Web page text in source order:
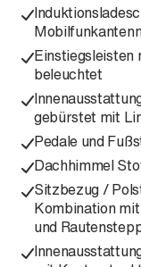
Einstiegsleisten
beleuchtet
gebürstet mit
Pedale und
Dachhimmel
Sitzbezug /
Kombination
und